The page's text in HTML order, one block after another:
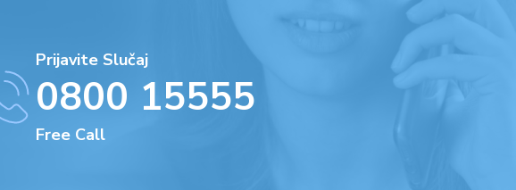
Prijavite Slučaj
0800 15555
Free Call